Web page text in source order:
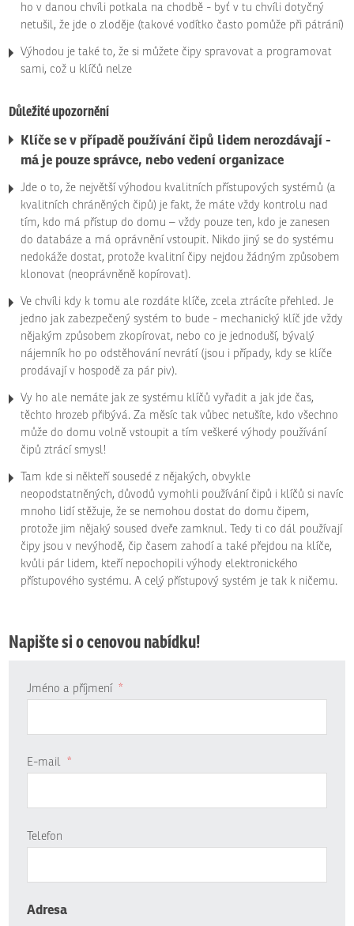
ho v danou chvíli potkala na chodbě - byť v tu chvíli dotyčný
netušil, že jde o zloděje (takové vodítko často pomůže při pátrání)
Výhodou je také to, že si můžete čipy spravovat a programovat
sami, což u klíčů nelze
Důležité upozornění
Klíče se v případě používání čipů lidem nerozdávají -
má je pouze správce, nebo vedení organizace
Jde o to, že největší výhodou kvalitních přístupových systémů (a
kvalitních chráněných čipů) je fakt, že máte vždy kontrolu nad
tím, kdo má přístup do domu – vždy pouze ten, kdo je zanesen
do databáze a má oprávnění vstoupit. Nikdo jiný se do systému
nedokáže dostat, protože kvalitní čipy nejdou žádným způsobem
klonovat (neoprávněně kopírovat).
Ve chvíli kdy k tomu ale rozdáte klíče, zcela ztrácíte přehled. Je
jedno jak zabezpečený systém to bude - mechanický klíč jde vždy
nějakým způsobem zkopírovat, nebo co je jednoduší, bývalý
nájemník ho po odstěhování nevrátí (jsou i případy, kdy se klíče
prodávají v hospodě za pár piv).
Vy ho ale nemáte jak ze systému klíčů vyřadit a jak jde čas,
těchto hrozeb přibývá. Za měsíc tak vůbec netušíte, kdo všechno
může do domu volně vstoupit a tím veškeré výhody používání
čipů ztrácí smysl!
Tam kde si někteří sousedé z nějakých, obvykle
neopodstatněných, důvodů vymohli používání čipů i klíčů si navíc
mnoho lidí stěžuje, že se nemohou dostat do domu čipem,
protože jim nějaký soused dveře zamknul. Tedy ti co dál používají
čipy jsou v nevýhodě, čip časem zahodí a také přejdou na klíče,
kvůli pár lidem, kteří nepochopili výhody elektronického
přístupového systému. A celý přístupový systém je tak k ničemu.
Napište si o cenovou nabídku!
Jméno a příjmení *
E-mail *
Telefon
Adresa